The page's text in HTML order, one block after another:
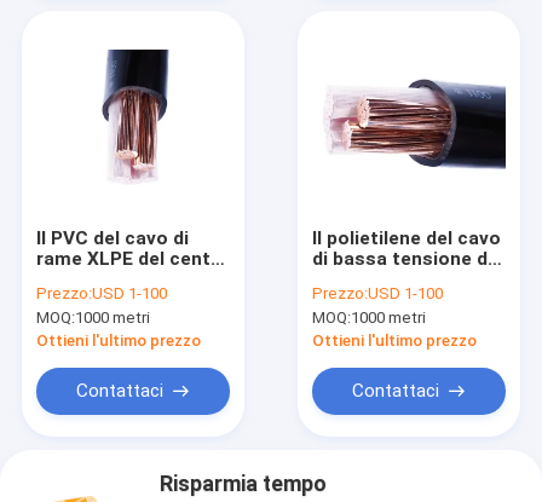
Il PVC del cavo di
rame XLPE del centro
ha isolato il filo di
rame
Prezzo:USD 1-100
MOQ:1000 metri
Ottieni l'ultimo prezzo
Contattaci
Il polietilene del cavo
di bassa tensione del
IEC60502 N2XY 3 ha
isolato
Prezzo:USD 1-100
MOQ:1000 metri
Ottieni l'ultimo prezzo
Contattaci
Risparmia tempo